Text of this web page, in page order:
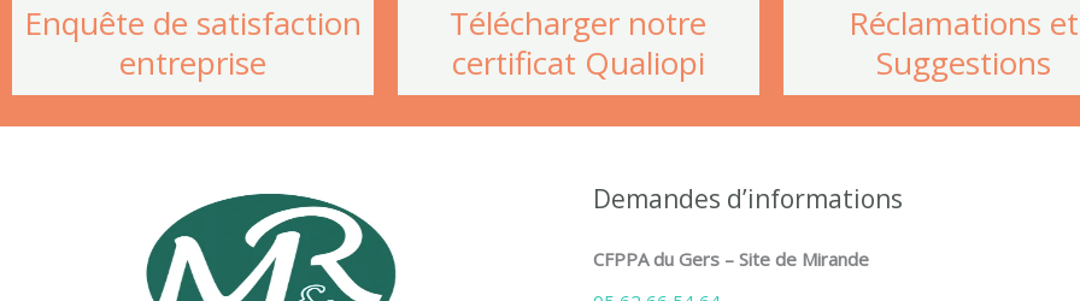
Enquête de satisfaction
entreprise
Télécharger notre
certificat Qualiopi
Réclamations et
Suggestions
Demandes d’informations
CFPPA du Gers – Site de Mirande